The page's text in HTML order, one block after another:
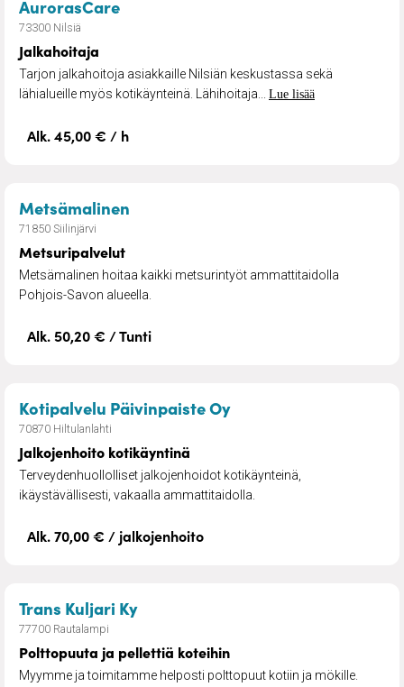
AurorasCare– Jalkahoitaja
73300 Nilsiä
Jalkahoitaja
Tarjon jalkahoitoja asiakkaille Nilsiän keskustassa sekä
lähialueille myös kotikäynteinä. Lähihoitaja... Lue lisää
Alk. 45,00 € / h
Metsämalinen
71850 Siilinjärvi
Metsuripalvelut
Metsämalinen hoitaa kaikki metsurintyöt ammattitaidolla
Pohjois-Savon alueella.
Alk. 50,20 € / Tunti
Kotipalvelu Päivinpaiste Oy– Jalkojenhoito
70870 Hiltulanlahti
Jalkojenhoito kotikäyntinä
Terveydenhuollolliset jalkojenhoidot kotikäynteinä,
ikäystävällisesti, vakaalla ammattitaidolla.
Alk. 70,00 € / jalkojenhoito
Trans Kuljari Ky– Polttopuuta ja pellettiä koteihin
77700 Rautalampi
Polttopuuta ja pellettiä koteihin
Myymme ja toimitamme helposti polttopuut kotiin ja mökille.